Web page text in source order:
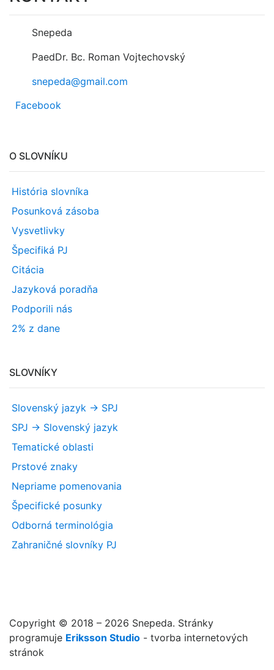
Snepeda
PaedDr. Bc. Roman Vojtechovský
snepeda@gmail.com
Facebook
O SLOVNÍKU
História slovníka
Posunková zásoba
Vysvetlivky
Špecifiká PJ
Citácia
Jazyková poradňa
Podporili nás
2% z dane
SLOVNÍKY
Slovenský jazyk -> SPJ
SPJ -> Slovenský jazyk
Tematické oblasti
Prstové znaky
Nepriame pomenovania
Špecifické posunky
Odborná terminológia
Zahraničné slovníky PJ
Copyright © 2018 – 2026 Snepeda. Stránky
programuje Eriksson Studio - tvorba internetových
stránok